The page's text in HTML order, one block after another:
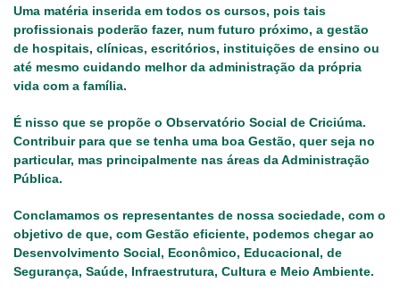
Uma matéria inserida em todos os cursos, pois tais
profissionais poderão fazer, num futuro próximo, a gestão
de hospitais, clínicas, escritórios, instituições de ensino ou
até mesmo cuidando melhor da administração da própria
vida com a família.
É nisso que se propõe o Observatório Social de Criciúma.
Contribuir para que se tenha uma boa Gestão, quer seja no
particular, mas principalmente nas áreas da Administração
Pública.
Conclamamos os representantes de nossa sociedade, com o
objetivo de que, com Gestão eficiente, podemos chegar ao
Desenvolvimento Social, Econômico, Educacional, de
Segurança, Saúde, Infraestrutura, Cultura e Meio Ambiente.